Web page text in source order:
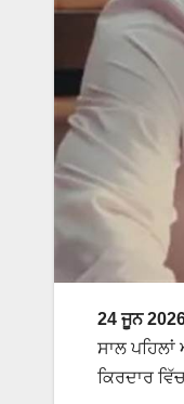
24 ਜੂਨ
ਸਾਲ
ਕਿਰਦਾਰ